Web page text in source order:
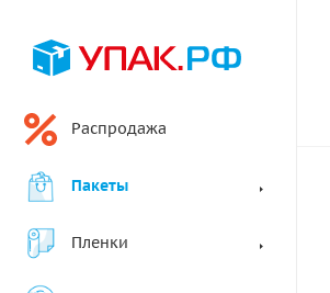
Распродажа
Пакеты
Пленки